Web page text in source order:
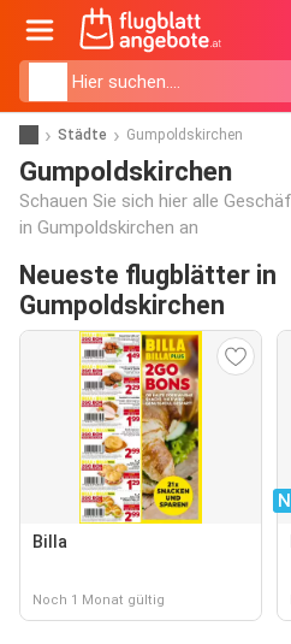
Städte Gumpoldskirchen
Gumpoldskirchen
Schauen Sie sich hier alle
in Gumpoldskirchen an
Neueste flugblätter in
Gumpoldskirchen
Billa
Noch 1 Monat gültig